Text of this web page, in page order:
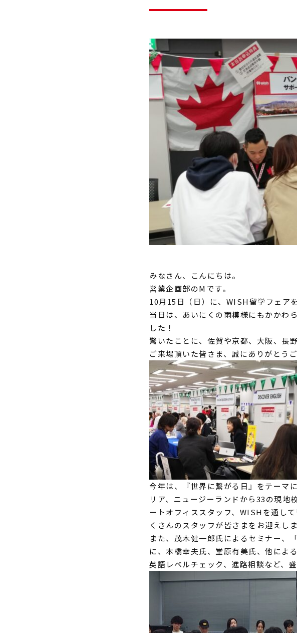
みなさん、こんにちは。
営業企画部のMです。
10月15日（日）に、 WISH留学フェア
当日は、あいにくの雨模様にもかかわら
した！
驚いたことに、佐賀や京都、大阪、 長
ご来場頂いた皆さま、誠にありがとう
今年は、『世界に繋がる日』をテーマ
リア、 ニュージーランドから33の現地
ートオフィススタッフ、 WISHを通して
くさんのスタッフが皆さまをお迎えしま
また、茂木健一郎氏によるセミナー、「
に、 本橋幸夫氏、堂原有美氏、他によ
英語レベルチェック、 進路相談など、